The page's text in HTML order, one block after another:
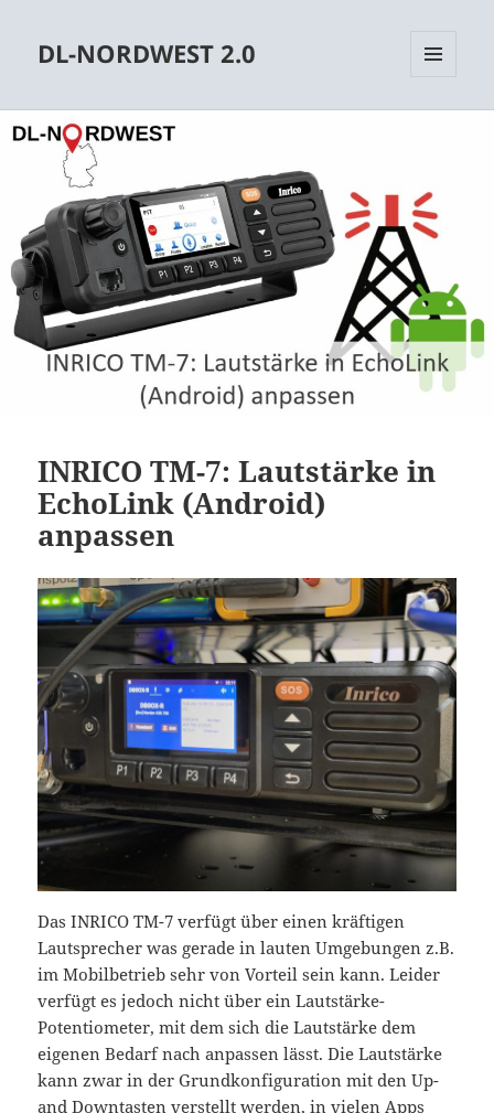
DL-NORDWEST 2.0
INRICO TM-7: Lautstärke in
EchoLink (Android)
anpassen
Das INRICO TM-7 verfügt über einen kräftigen
Lautsprecher was gerade in lauten Umgebungen z.B.
im Mobilbetrieb sehr von Vorteil sein kann. Leider
verfügt es jedoch nicht über ein Lautstärke-
Potentiometer, mit dem sich die Lautstärke dem
eigenen Bedarf nach anpassen lässt. Die Lautstärke
kann zwar in der Grundkonfiguration mit den Up-
and Downtasten verstellt werden, in vielen Apps